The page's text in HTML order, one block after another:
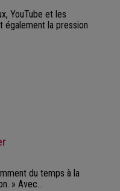
YouTube et les
également la pression
du temps à la
» Avec…